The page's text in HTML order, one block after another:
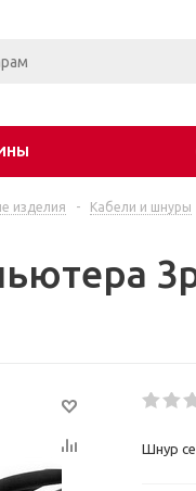
изделия - Кабели и шнуры
Шнур